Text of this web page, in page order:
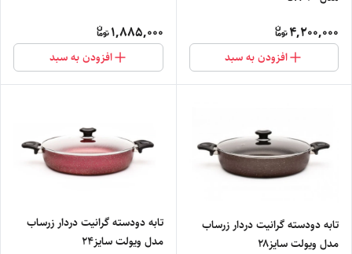
4,200,000
افزودن به سبد
1,885,000
افزودن به سبد
تابه دودسته گرانیت دردار زرساب
مدل ویولت سایز۲۸
تابه دودسته گرانیت دردار زرساب
مدل ویولت سایز۲۴